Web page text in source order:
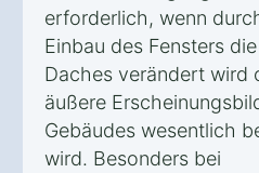
erforderlich, wenn
Einbau des Fensters
Daches verändert wird
äußere
Gebäudes wesentlich
wird. Besonders bei